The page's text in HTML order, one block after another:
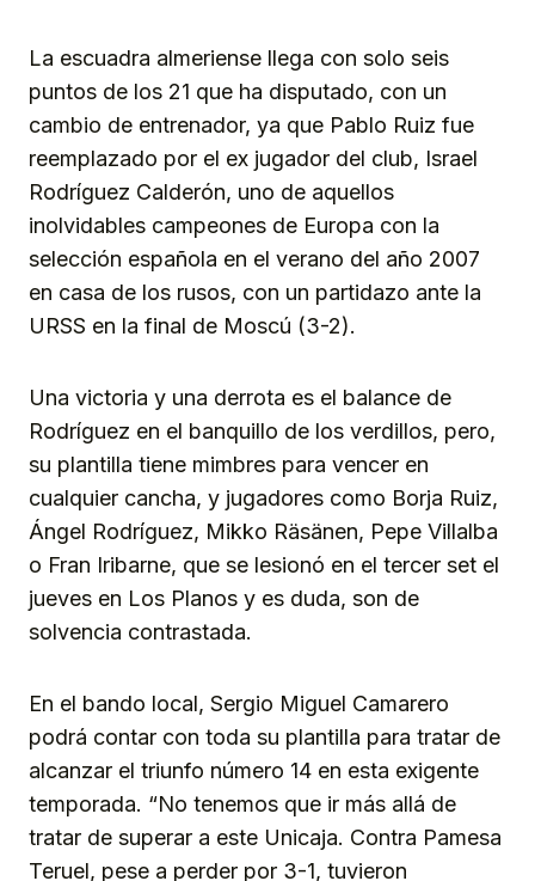
La escuadra almeriense llega con solo seis
puntos de los 21 que ha disputado, con un
cambio de entrenador, ya que Pablo Ruiz fue
reemplazado por el ex jugador del club, Israel
Rodríguez Calderón, uno de aquellos
inolvidables campeones de Europa con la
selección española en el verano del año 2007
en casa de los rusos, con un partidazo ante la
URSS en la final de Moscú (3-2).
Una victoria y una derrota es el balance de
Rodríguez en el banquillo de los verdillos, pero,
su plantilla tiene mimbres para vencer en
cualquier cancha, y jugadores como Borja Ruiz,
Ángel Rodríguez, Mikko Räsänen, Pepe Villalba
o Fran Iribarne, que se lesionó en el tercer set el
jueves en Los Planos y es duda, son de
solvencia contrastada.
En el bando local, Sergio Miguel Camarero
podrá contar con toda su plantilla para tratar de
alcanzar el triunfo número 14 en esta exigente
temporada. “No tenemos que ir más allá de
tratar de superar a este Unicaja. Contra Pamesa
Teruel, pese a perder por 3-1, tuvieron